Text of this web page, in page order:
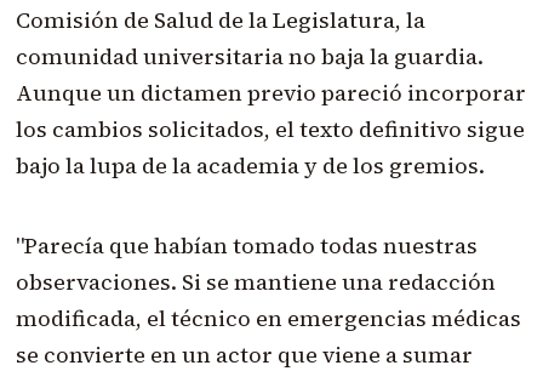
Comisión de Salud de la Legislatura, la
comunidad universitaria no baja la guardia.
Aunque un dictamen previo pareció incorporar
los cambios solicitados, el texto definitivo sigue
bajo la lupa de la academia y de los gremios.
"Parecía que habían tomado todas nuestras
observaciones. Si se mantiene una redacción
modificada, el técnico en emergencias médicas
se convierte en un actor que viene a sumar